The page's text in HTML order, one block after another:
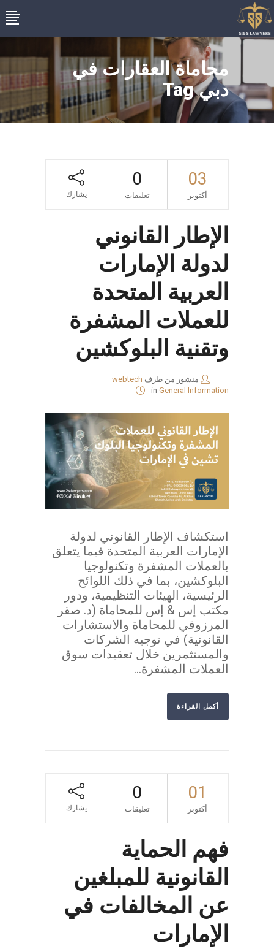
محاماة العقارات في
دبي Tag
03
أكتوبر
0
تعليقات يشارك
الإطار القانوني
لدولة الإمارات
العربية المتحدة
للعملات المشفرة
وتقنية البلوكشين
منشور من طرف webtech
in General Information
استكشاف الإطار القانوني لدولة
الإمارات العربية المتحدة فيما يتعلق
بالعملات المشفرة وتكنولوجيا
البلوكشين، بما في ذلك اللوائح
الرئيسية، الهيئات التنظيمية، ودور
مكتب إس & إس للمحاماة (د. صقر
المرزوقي للمحاماة والاستشارات
القانونية) في توجيه الشركات
والمستثمرين خلال تعقيدات سوق
العملات المشفرة...
أكمل القراءة
01
أكتوبر
0
تعليقات يشارك
فهم الحماية
القانونية للمبلغين
عن المخالفات في
الإمارات